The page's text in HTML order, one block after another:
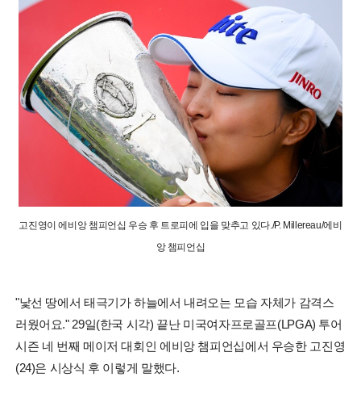
고진영이 에비앙 챔피언십 우승 후 트로피에 입을 맞추고 있다./P. Millereau/에비
앙 챔피언십
"낯선 땅에서 태극기가 하늘에서 내려오는 모습 자체가 감격스
러웠어요." 29일(한국 시각) 끝난 미국여자프로골프(LPGA) 투어
시즌 네 번째 메이저 대회인 에비앙 챔피언십에서 우승한 고진영
(24)은 시상식 후 이렇게 말했다.